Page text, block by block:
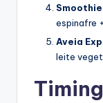
espinafre
Aveia
leite